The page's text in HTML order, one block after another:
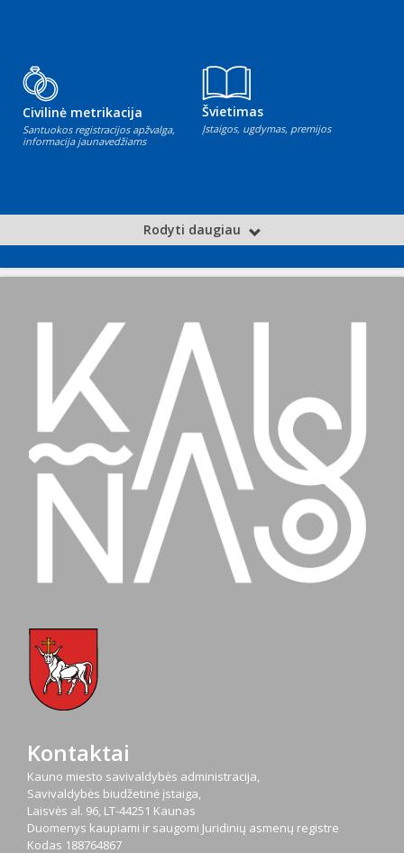
Civilinė metrikacija
Santuokos registracijos apžvalga,
informacija jaunavedžiams
Švietimas
Įstaigos, ugdymas, premijos
Rodyti daugiau
Kontaktai
Kauno miesto savivaldybės administracija,
Savivaldybės biudžetinė įstaiga,
Laisvės al. 96, LT-44251 Kaunas
Duomenys kaupiami ir saugomi Juridinių asmenų registre
Kodas 188764867